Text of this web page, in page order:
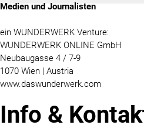
Medien und Journalisten
ein WUNDERWERK Venture:
WUNDERWERK ONLINE GmbH
Neubaugasse 4 / 7-9
1070 Wien | Austria
www.daswunderwerk.com
Info &